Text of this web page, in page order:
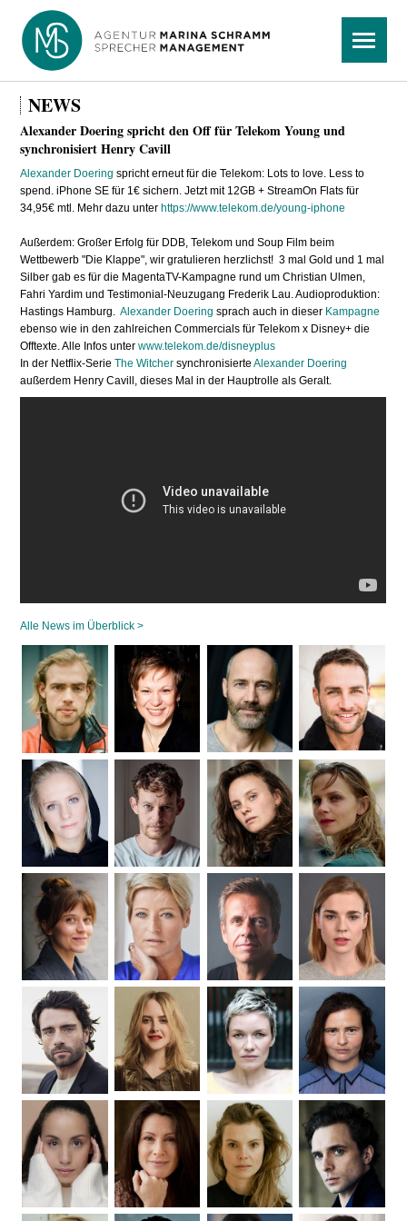
Navigation
überspringen
NEWS
Alexander Doering spricht den Off für Telekom Young und
synchronisiert Henry Cavill
Alexander Doering spricht erneut für die Telekom: Lots to love. Less to
spend. iPhone SE für 1€ sichern. Jetzt mit 12GB + StreamOn Flats für
34,95€ mtl. Mehr dazu unterhttps://www.telekom.de/young-iphone
Außerdem: Großer Erfolg für DDB, Telekom und Soup Film beim
Wettbewerb "Die Klappe", wir gratulieren herzlichst! 3 mal Gold und 1 mal
Silber gab es für die MagentaTV-Kampagne rund um Christian Ulmen,
Fahri Yardim und Testimonial-Neuzugang Frederik Lau. Audioproduktion:
Hastings Hamburg.Alexander Doering sprach auch in dieser Kampagne
ebenso wie in den zahlreichen Commercials für Telekom x Disney+ die
Offtexte. Alle Infos unterwww.telekom.de/disneyplus
In der Netflix-SerieThe Witcher synchronisierteAlexander Doering
außerdem Henry Cavill, dieses Mal in der Hauptrolle als Geralt.
Alle News im Überblick >
Navigation
überspringen